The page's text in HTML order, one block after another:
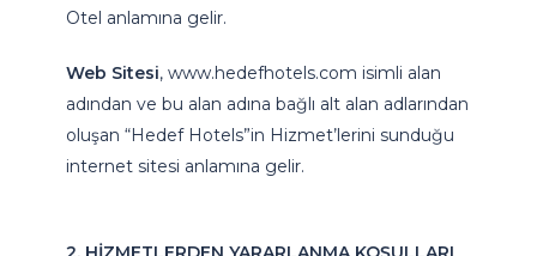
Otel anlamına gelir.
Web Sitesi, www.hedefhotels.com isimli alan
adından ve bu alan adına bağlı alt alan adlarından
oluşan “Hedef Hotels”in Hizmet’lerini sunduğu
internet sitesi anlamına gelir.